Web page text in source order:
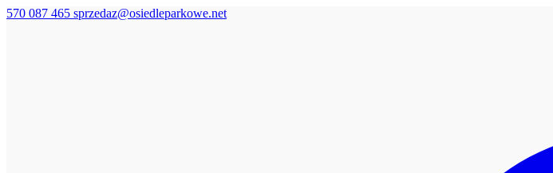
570 087 465 sprzedaz@osiedleparkowe.net